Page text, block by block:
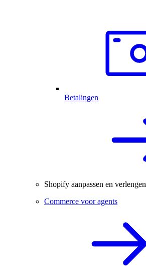
Betalingen
Shopify aanpassen en verlengen
Commerce voor agents